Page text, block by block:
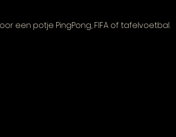
een potje PingPong, FIFA of tafelvoetbal.